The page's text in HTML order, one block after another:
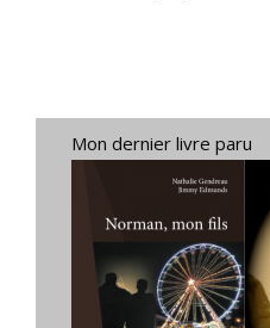
Mon dernier livre paru